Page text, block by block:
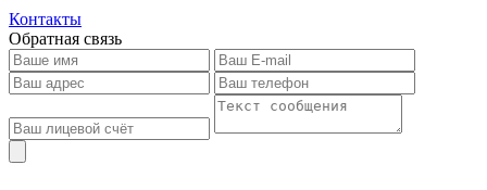
Контакты
Обратная связь